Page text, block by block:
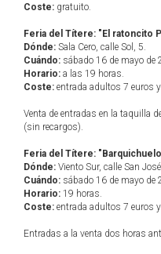
Coste: gratuito.
Feria del Títere: "El ratoncito
Dónde: Sala Cero, calle Sol, 5.
Cuándo: sábado 16 de mayo de
Horario: a las 19 horas.
Coste: entrada adultos 7 euros
Venta de entradas en la taquilla
(sin recargos).
Feria del Títere:
Dónde: Viento Sur, calle San
Cuándo: sábado 16 de mayo de
Horario: 19 horas.
Coste: entrada adultos 7 euros
Entradas a la venta dos horas